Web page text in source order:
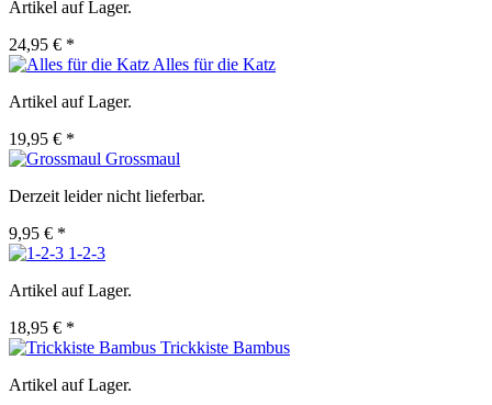
Artikel auf Lager.
24,95 € *
Alles für die Katz
Artikel auf Lager.
19,95 € *
Grossmaul
Derzeit leider nicht lieferbar.
9,95 € *
1-2-3
Artikel auf Lager.
18,95 € *
Trickkiste Bambus
Artikel auf Lager.